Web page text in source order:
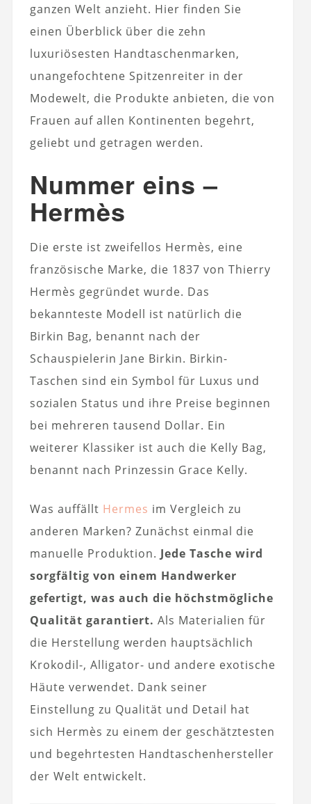
ganzen Welt anzieht. Hier finden Sie
einen Überblick über die zehn
luxuriösesten Handtaschenmarken,
unangefochtene Spitzenreiter in der
Modewelt, die Produkte anbieten, die von
Frauen auf allen Kontinenten begehrt,
geliebt und getragen werden.
Nummer eins –
Hermès
Die erste ist zweifellos Hermès, eine
französische Marke, die 1837 von Thierry
Hermès gegründet wurde. Das
bekannteste Modell ist natürlich die
Birkin Bag, benannt nach der
Schauspielerin Jane Birkin. Birkin-
Taschen sind ein Symbol für Luxus und
sozialen Status und ihre Preise beginnen
bei mehreren tausend Dollar. Ein
weiterer Klassiker ist auch die Kelly Bag,
benannt nach Prinzessin Grace Kelly.
Was auffällt Hermes im Vergleich zu
anderen Marken? Zunächst einmal die
manuelle Produktion. Jede Tasche wird
sorgfältig von einem Handwerker
gefertigt, was auch die höchstmögliche
Qualität garantiert. Als Materialien für
die Herstellung werden hauptsächlich
Krokodil-, Alligator- und andere exotische
Häute verwendet. Dank seiner
Einstellung zu Qualität und Detail hat
sich Hermès zu einem der geschätztesten
und begehrtesten Handtaschenhersteller
der Welt entwickelt.